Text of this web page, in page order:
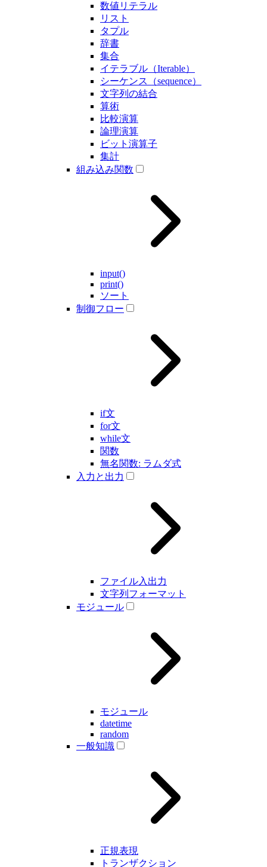
数値リテラル
リスト
タプル
辞書
集合
イテラブル（Iterable）
シーケンス（sequence）
文字列の結合
算術
比較演算
論理演算
ビット演算子
集計
組み込み関数
input()
print()
ソート
制御フロー
if文
for文
while文
関数
無名関数: ラムダ式
入力と出力
ファイル入出力
文字列フォーマット
モジュール
モジュール
datetime
random
一般知識
正規表現
トランザクション